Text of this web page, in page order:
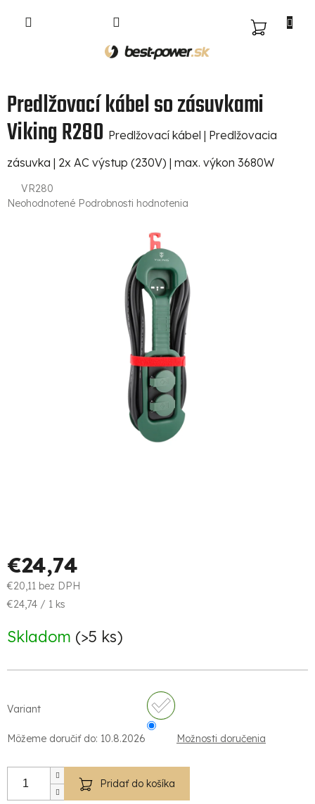
NÁKUPNÝ
Predlžovací kábel so zásuvkami
Viking R280 Predlžovací kábel | Predlžovacia
zásuvka | 2x AC výstup (230V) | max. výkon 3680W
VR280
Priemerné
Neohodnotené Podrobnosti hodnotenia
€24,74
€20,11 bez DPH
Jednotková
€24,74 / 1 ks
Skladom (>5 ks)
Variant
Môžeme doručiť do: 10.8.2026 Možnosti doručenia
Pridať do košíka